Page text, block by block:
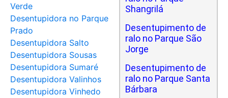
Verde
Desentupidora no Parque
Prado
Desentupidora Salto
Desentupidora Sousas
Desentupidora Sumaré
Desentupidora Valinhos
Desentupidora Vinhedo
Shangrilá
Desentupimento de
ralo no Parque São
Jorge
Desentupimento de
ralo no Parque Santa
Bárbara